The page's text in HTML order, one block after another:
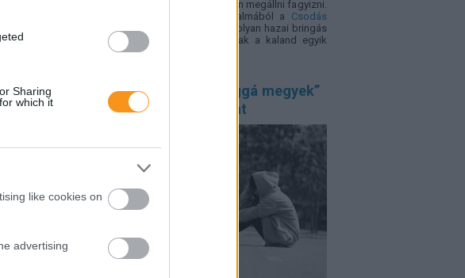
Sharing
which it
like cookies on
advertising
nézni vagy éppen egy vár tövében megállni fagyizni.
A kerékpározás világnapja alkalmából a Csodás
Magyarország
összegyűjtött öt olyan hazai bringás
útvonalat, ahol maga az út csak a kaland egyik
része.
Eltűnt kamasz: a „világgá megyek”
tragédiába is torkollhat